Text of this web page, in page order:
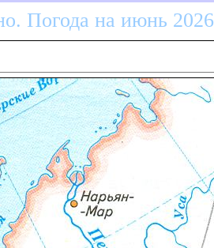
Погода на июнь 2026